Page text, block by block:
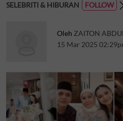
SELEBRITI & HIBURAN
Oleh ZAITON
15 Mar 2025